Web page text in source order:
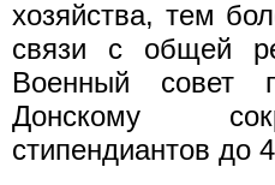
хозяйства, тем
связи с общей
Военный совет
Донскому
стипендиантов до